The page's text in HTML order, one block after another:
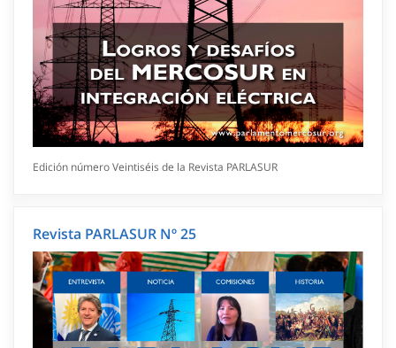
Edición número Veintiséis de la Revista PARLASUR
Revista PARLASUR Nº 25